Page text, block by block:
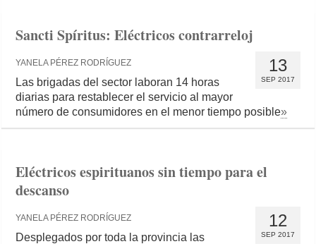
Sancti Spíritus: Eléctricos contrarreloj
13
SEP 2017
YANELA PÉREZ RODRÍGUEZ
Las brigadas del sector laboran 14 horas
diarias para restablecer el servicio al mayor
número de consumidores en el menor tiempo posible»
Eléctricos espirituanos sin tiempo para el
descanso
12
SEP 2017
YANELA PÉREZ RODRÍGUEZ
Desplegados por toda la provincia las